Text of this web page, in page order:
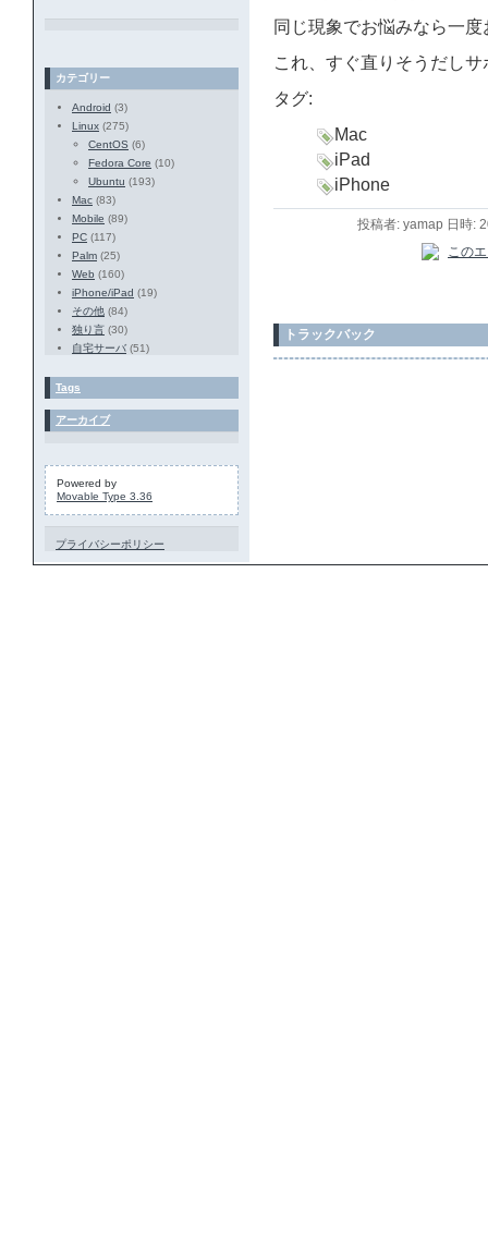
同じ現象でお悩みなら一
これ、すぐ直りそうだし
タグ:
Mac
iPad
iPhone
投稿者: yamap 日時:
トラックバック
カテゴリー
Android (3)
Linux (275)
CentOS (6)
Fedora Core (10)
Ubuntu (193)
Mac (83)
Mobile (89)
PC (117)
Palm (25)
Web (160)
iPhone/iPad (19)
その他 (84)
独り言 (30)
自宅サーバ (51)
Tags
アーカイブ
Powered by
Movable Type 3.36
プライバシーポリシー